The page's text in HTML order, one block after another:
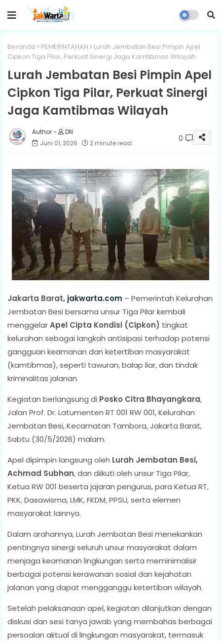
Beranda PEMERINTAHAN
Lurah Jembatan Besi Pimpin Apel
Cipkon Tiga Pilar, Perkuat Sinergi Jaga Kamtibmas Wilayah
Lurah Jembatan Besi Pimpin Apel
Cipkon Tiga Pilar, Perkuat Sinergi
Jaga Kamtibmas Wilayah
DN
Juni 01, 2026
2 minute read 0
Jakarta Barat, jakwarta.com – Pemerintah Kelurahan
Jembatan Besi bersama unsur Tiga Pilar kembali
menggelarApel Cipta Kondisi (Cipkon) tingkat
kelurahan sebagai langkah antisipasi terhadap potensi
gangguan keamanan dan ketertiban masyarakat
(kamtibmas), seperti tawuran, balap liar, dan tindak
kriminalitas jalanan.
Kegiatan berlangsung di Posko Citra Bhayangkara,
Jalan Prof. Dr. Latumenten RT 001 RW 001, Kelurahan
Jembatan Besi, Kecamatan Tambora, Jakarta Barat,
Sabtu (30/5/2026) malam.
Apel dipimpin langsung oleh Lurah Jembatan Besi,
Achmad Subhan, dan diikuti oleh unsur Tiga Pilar,
Ketua RW 001 beserta jajaran pengurus, para Ketua RT,
PKK, Dasawisma, LMK, FKDM, PPSU, serta elemen
masyarakat lainnya.
Dalam arahannya, Lurah Jembatan Besi menekankan
pentingnya sinergi seluruh unsur masyarakat dalam
menjaga keamanan lingkungan serta meminimalisir
berbagai potensi kerawanan sosial dan kejahatan
jalanan yang dapat mengganggu ketertiban wilayah.
Setelah pelaksanaan apel, kegiatan dilanjutkan dengan
diskusi dan sesi tanya jawab yang membahas berbagai
persoalan aktual di lingkungan masyarakat, termasuk